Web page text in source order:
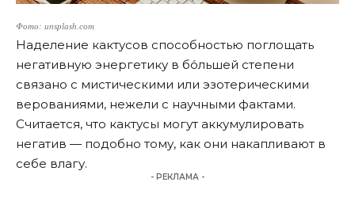
Фото: unsplash.com
Наделение кактусов способностью поглощать
негативную энергетику в бо́льшей степени
связано с мистическими или эзотерическими
верованиями, нежели с научными фактами.
Считается, что кактусы могут аккумулировать
негатив — подобно тому, как они накапливают в
себе влагу.
- РЕКЛАМА -